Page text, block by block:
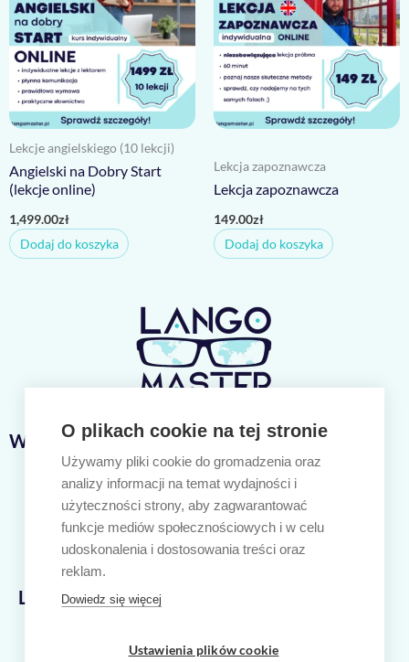
Lekcje angielskiego (10 lekcji)
Angielski na Dobry Start
(lekcje online)
1,499.00zł
Dodaj do koszyka
Lekcja zapoznawcza
Lekcja zapoznawcza
149.00zł
Dodaj do koszyka
Lango Master
80-809 Gdańsk
Ważne linki
Nasze kursy
Język angielski
Język niemiecki
Polityka prywatności
O plikach cookie na tej stronie
Używamy pliki cookie do gromadzenia oraz
analizy informacji na temat wydajności i
użyteczności strony, aby zagwarantować
funkcje mediów społecznościowych i w celu
udoskonalenia i dostosowania treści oraz
reklam.
Dowiedz się więcej
Ustawienia plików cookie